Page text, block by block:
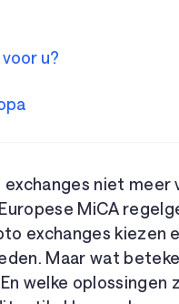
u?
niet meer
MiCA
exchanges kiezen
Maar wat
welke oplossingen